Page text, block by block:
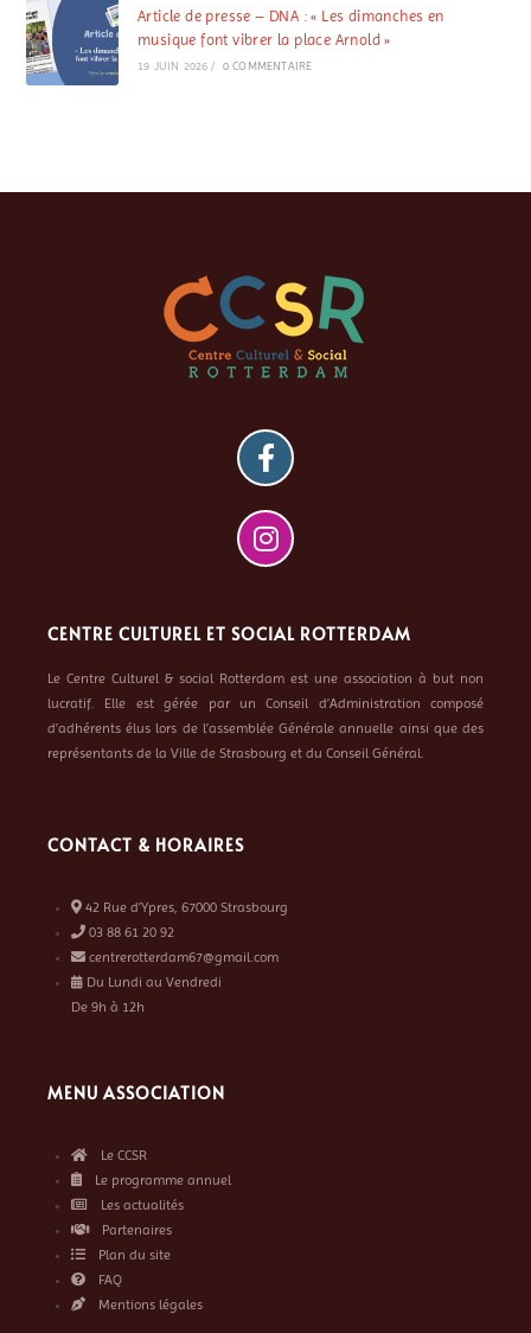
Article de presse – DNA : « Les dimanches en
musique font vibrer la place Arnold »
19 JUIN 2026 / 0 COMMENTAIRE
CENTRE CULTUREL ET SOCIAL ROTTERDAM
Le Centre Culturel & social Rotterdam est une association à but non
lucratif. Elle est gérée par un Conseil d’Administration composé
d’adhérents élus lors de l’assemblée Générale annuelle ainsi que des
représentants de la Ville de Strasbourg et du Conseil Général.
CONTACT & HORAIRES
42 Rue d’Ypres, 67000 Strasbourg
03 88 61 20 92
centrerotterdam67@gmail.com
Du Lundi au Vendredi
De 9h à 12h
MENU ASSOCIATION
Le CCSR
Le programme annuel
Les actualités
Partenaires
Plan du site
FAQ
Mentions légales